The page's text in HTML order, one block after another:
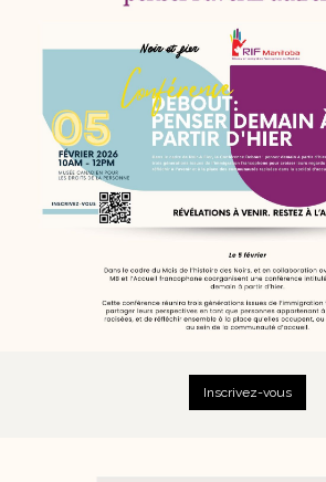
Inscrivez-vous